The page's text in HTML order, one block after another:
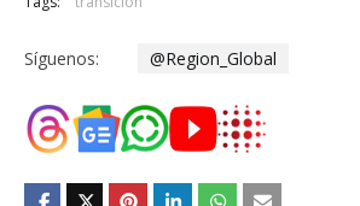
Síguenos: @Region_Global